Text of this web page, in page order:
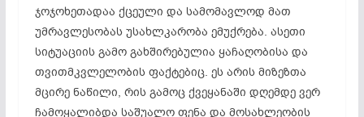
ჯოჯოხეთადაა ქცეული და სამომავლოდ მათ
უმრავლესობას უსახლკარობა ემუქრება. ასეთი
სიტუაციის გამო გახშირებულია ყაჩაღობისა და
თვითმკვლელობის ფაქტებიც. ეს არის მიზეზთა
მცირე ნაწილი, რის გამოც ქვეყანაში დღემდე ვერ
ჩამოყალიბდა საშუალო ფენა და მოსახლეობის